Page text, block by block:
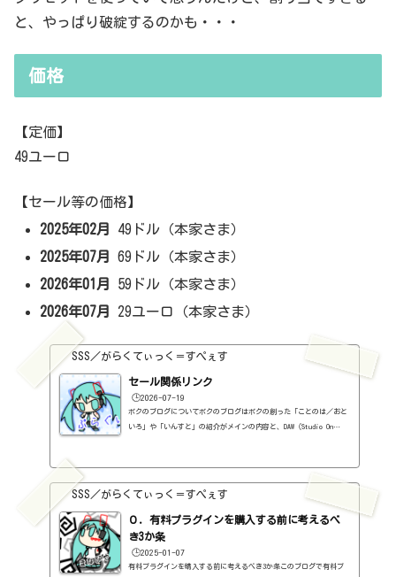
と、やっぱり破綻するのかも・・・
価格
【定価】
49ユーロ
【セール等の価格】
2025年02月
49ドル（本家さま）
2025年07月
69ドル（本家さま）
2026年01月
59ドル（本家さま）
2026年07月
29ユーロ（本家さま）
SSS／がらくてぃっく＝すぺぇす
セール関係リンク
🕒️2026-07-19
ボクのブログについてボクのブログはボクの創った「ことのは／おと
いろ」や「いんすと」の紹介がメインの内容と、DAW（Studio On
録はしていますし、セールしているプラグインはブログの最初の方に
表示するように（編集したら、自動的に最初の方に表示されてるだけ
ですが・・...
SSS／がらくてぃっく＝すぺぇす
０．有料プラグインを購入する前に考えるべ
き3か条
🕒️2025-01-07
有料プラグインを購入する前に考えるべき3か条このブログで有料プ